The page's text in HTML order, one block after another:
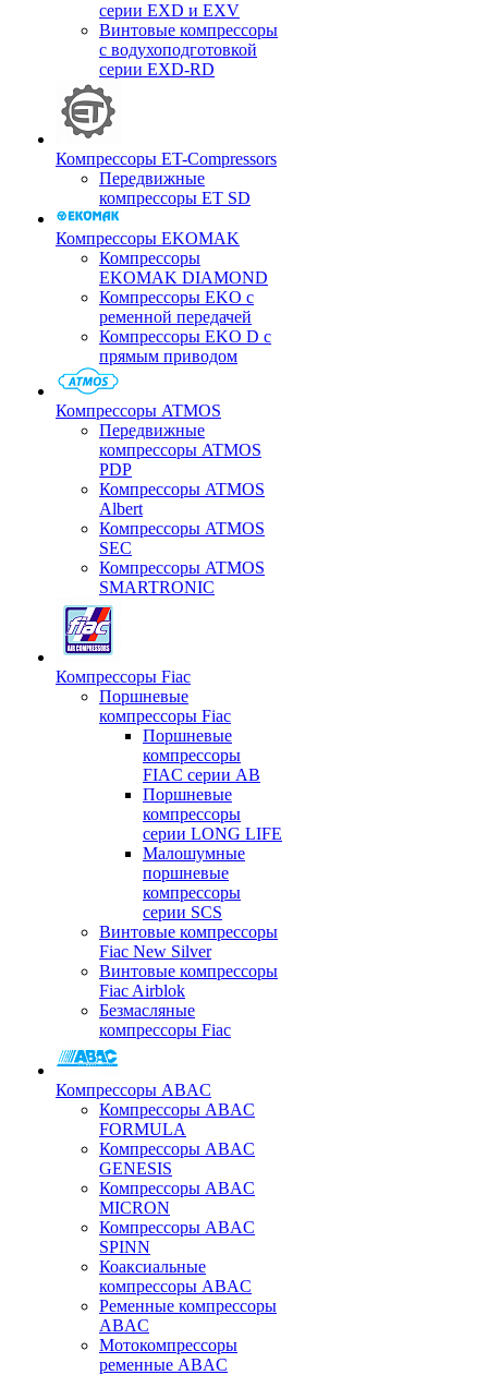
серии EXD и EXV
Винтовые компрессоры
с водухоподготовкой
серии EXD-RD
Компрессоры ET-Compressors
Передвижные
компрессоры ET SD
Компрессоры EKOMAK
Компрессоры
EKOMAK DIAMOND
Компрессоры EKO c
ременной передачей
Компрессоры EKO D с
прямым приводом
Компрессоры ATMOS
Передвижные
компрессоры ATMOS
PDP
Компрессоры ATMOS
Albert
Компрессоры ATMOS
SEC
Компрессоры ATMOS
SMARTRONIC
Компрессоры Fiac
Поршневые
компрессоры Fiac
Поршневые
компрессоры
FIAC серии AB
Поршневые
компрессоры
серии LONG LIFE
Малошумные
поршневые
компрессоры
серии SCS
Винтовые компрессоры
Fiac New Silver
Винтовые компрессоры
Fiac Airblok
Безмасляные
компрессоры Fiac
Компрессоры ABAC
Компрессоры ABAC
FORMULA
Компрессоры ABAC
GENESIS
Компрессоры ABAC
MICRON
Компрессоры ABAC
SPINN
Коаксиальные
компрессоры ABAC
Ременные компрессоры
ABAC
Мотокомпрессоры
ременные ABAC